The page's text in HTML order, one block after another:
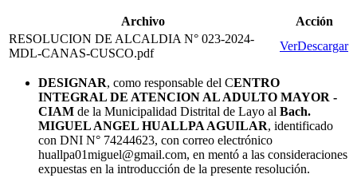
Archivo
Acción
RESOLUCION DE ALCALDIA N° 023-2024-
MDL-CANAS-CUSCO.pdf
VerDescargar
DESIGNAR, como responsable del CENTRO
INTEGRAL DE ATENCION AL ADULTO MAYOR -
CIAM de la Municipalidad Distrital de Layo al Bach.
MIGUEL ANGEL HUALLPA AGUILAR, identificado
con DNI N° 74244623, con correo electrónico
huallpa01miguel@gmail.com, en mentó a las consideraciones
expuestas en la introducción de la presente resolución.